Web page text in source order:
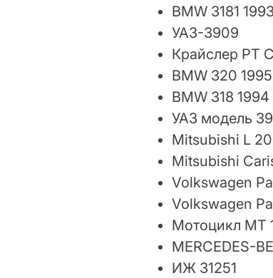
BMW 3181
УАЗ-3909
Крайслер PT
BMW 320
BMW 318
УАЗ модель
Mitsubishi L
Mitsubishi
Volkswagen
Volkswagen
Мотоцикл МТ
MERCEDES-
ИЖ 31251